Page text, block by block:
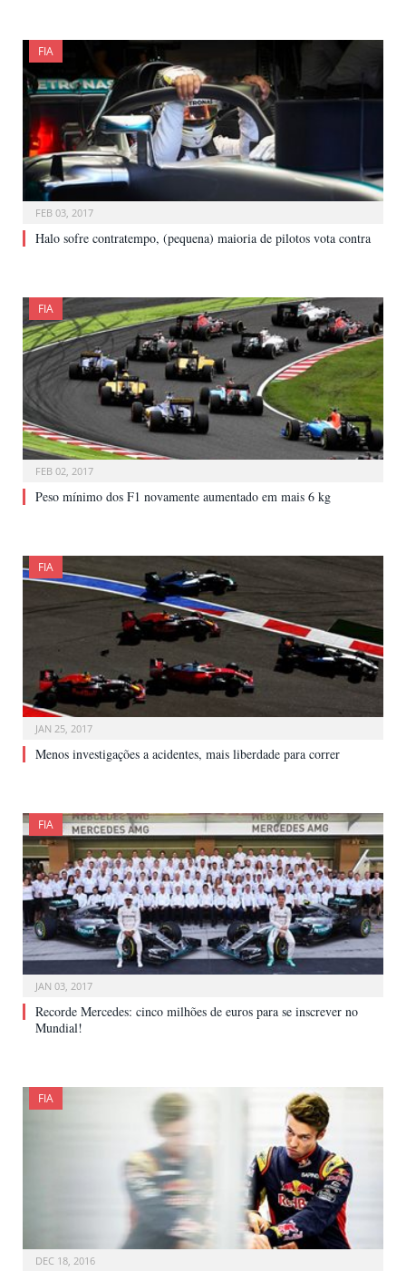
FIA
FEB 03, 2017
Halo sofre contratempo, (pequena) maioria de pilotos vota contra
FIA
FEB 02, 2017
Peso mínimo dos F1 novamente aumentado em mais 6 kg
FIA
JAN 25, 2017
Menos investigações a acidentes, mais liberdade para correr
FIA
JAN 03, 2017
Recorde Mercedes: cinco milhões de euros para se inscrever no
Mundial!
FIA
DEC 18, 2016